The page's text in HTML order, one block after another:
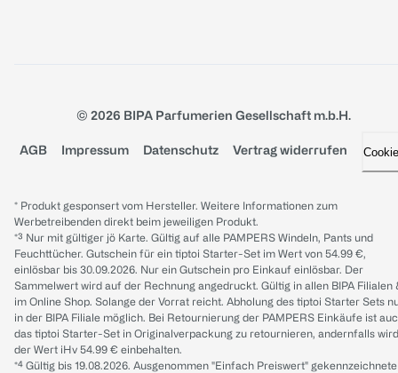
© 2026 BIPA Parfumerien Gesellschaft m.b.H.
AGB Impressum Datenschutz Vertrag widerrufen
* Produkt gesponsert vom Hersteller. Weitere Informationen zum
Werbetreibenden direkt beim jeweiligen Produkt.
*³ Nur mit gültiger jö Karte. Gültig auf alle PAMPERS Windeln, Pants und
Feuchttücher. Gutschein für ein tiptoi Starter-Set im Wert von 54.99 €,
einlösbar bis 30.09.2026. Nur ein Gutschein pro Einkauf einlösbar. Der
Sammelwert wird auf der Rechnung angedruckt. Gültig in allen BIPA Filialen
im Online Shop. Solange der Vorrat reicht. Abholung des tiptoi Starter Sets
in der BIPA Filiale möglich. Bei Retournierung der PAMPERS Einkäufe ist
das tiptoi Starter-Set in Originalverpackung zu retournieren, andernfalls wird
der Wert iHv 54.99 € einbehalten.
*⁴ Gültig bis 19.08.2026. Ausgenommen "Einfach Preiswert" gekennzeichnete